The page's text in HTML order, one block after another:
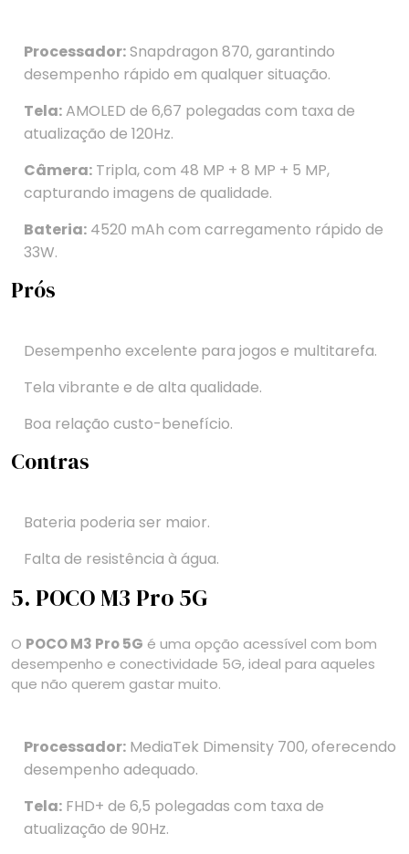
Processador:Snapdragon 870, garantindo
desempenho rápido em qualquer situação.
Tela:AMOLED de 6,67 polegadas com taxa de
atualização de 120Hz.
Câmera: Tripla, com 48 MP + 8 MP + 5 MP,
capturando imagens de qualidade.
Bateria: 4520 mAh com carregamento rápido de
33W.
Prós
Desempenho excelente para jogos e multitarefa.
Tela vibrante e de alta qualidade.
Boa relação custo-benefício.
Contras
Bateria poderia ser maior.
Falta de resistência à água.
5. POCO M3 Pro 5G
O POCO M3 Pro 5G é uma opção acessível com bom
desempenho e conectividade 5G, ideal para aqueles
que não querem gastar muito.
Processador: MediaTek Dimensity 700, oferecendo
desempenho adequado.
Tela: FHD+ de 6,5 polegadas com taxa de
atualização de 90Hz.